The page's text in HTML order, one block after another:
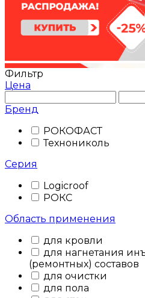
Фильтр
Цена
Бренд
РОКОФАСТ
Технониколь
Серия
Logicroof
РОКС
Область применения
для кровли
для нагнетания
(ремонтных) составов
для очистки
для пола